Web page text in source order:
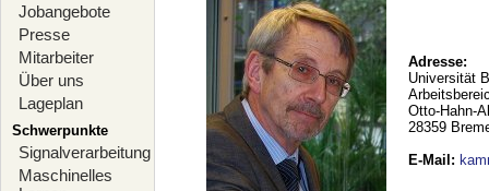
Jobangebote
Presse
Mitarbeiter
Über uns
Lageplan
Schwerpunkte
Signalverarbeitung
Maschinelles
Adresse:
Universität
Otto-Hahn-
28359
E-Mail :